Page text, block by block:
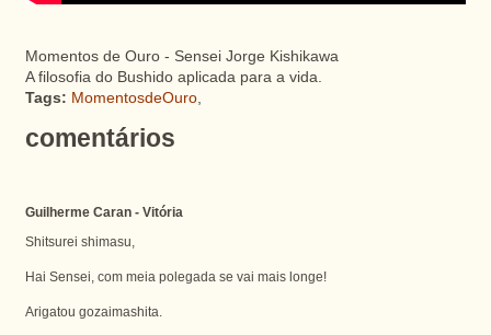
Momentos de Ouro - Sensei Jorge Kishikawa
A filosofia do Bushido aplicada para a vida.
Tags: MomentosdeOuro,
comentários
Guilherme Caran - Vitória
Shitsurei shimasu,
Hai Sensei, com meia polegada se vai mais longe!
Arigatou gozaimashita.